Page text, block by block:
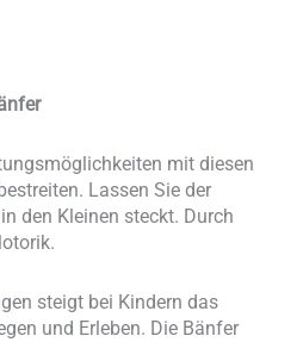
mit diesen
Lassen Sie der
den Kleinen steckt. Durch
steigt bei Kindern das
und Erleben. Die Bänfer